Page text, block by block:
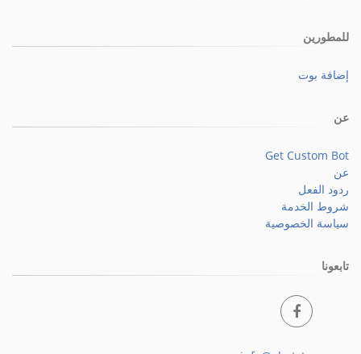
للمطورين
إضافة بوت
عن
Get Custom Bot
عن
ردود الفعل
شروط الخدمة
سياسة الخصوصية
تابعونا